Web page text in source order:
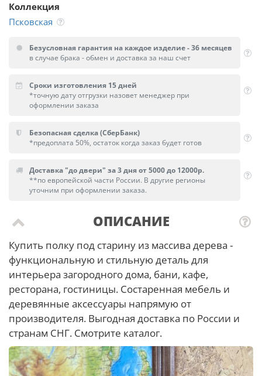
Коллекция
Псковская
Безусловная гарантия на каждое изделие - 36 месяцев
в случае брака - обмен и доставка за наш счет
Сроки изготовления 15 дней
*точную дату отгрузки назовет менеджер при
оформлении заказа
Безопасная сделка (СберБанк)
*предоплата 50%, остаток когда заказ будет готов
Доставка "до двери" за 3 дня от 5000 до 12000р.
**по европейской части России. В другие регионы
уточним при оформлении заказа.
ОПИСАНИЕ
Купить полку под старину из массива дерева -
функциональную и стильную деталь для
интерьера загородного дома, бани, кафе,
ресторана, гостиницы. Состаренная мебель и
деревянные аксессуары напрямую от
производителя. Выгодная доставка по России и
странам СНГ. Смотрите каталог.